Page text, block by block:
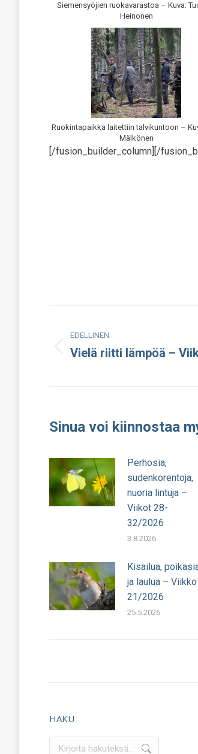
Siemensyöjien ruokavarastoa – Kuva:
Heinonen
Ruokintapaikka laitettiin talvikuntoon –
Mälkönen
[/fusion_builder_column][/
navigation
EDELLINEN
Edellinen
Vielä riitti lämpöä –
Sinua voi kiinnostaa
Perhosia,
sudenkorentoja,
nuoria lintuja –
Viikot 28-
32/2026
3.8.2026
Kisailua,
ja laulua – Viikko
21/2026
25.5.2026
HAKU